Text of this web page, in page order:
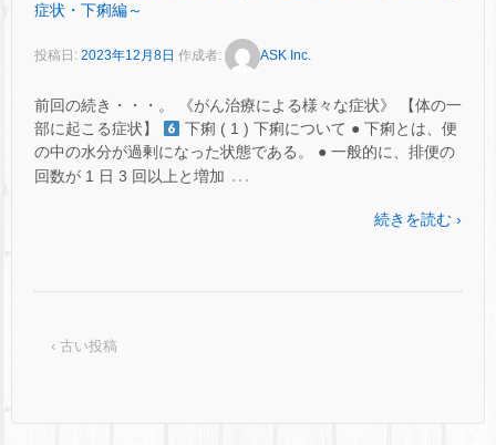
症状・下痢編～
投稿日: 2023年12月8日 作成者: ASK Inc.
前回の続き・・・。 《がん治療による様々な症状》 【体の一
部に起こる症状】
下痢 ( 1 ) 下痢について ● 下痢とは、便
の中の水分が過剰になった状態である。 ● 一般的に、排便の
回数が 1 日 3 回以上と増加 …
続きを読む ›
‹ 古い投稿